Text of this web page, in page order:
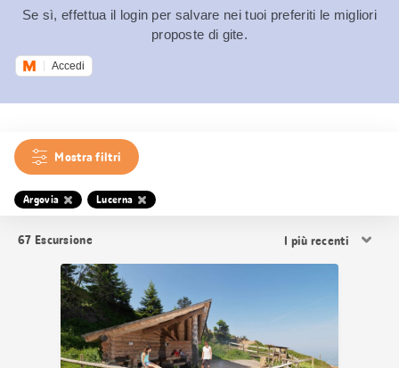
Se sì, effettua il login per salvare nei tuoi preferiti le migliori
proposte di gite.
Accedi
Mostra filtri
Argovia Lucerna
67 Escursione
i
risultati